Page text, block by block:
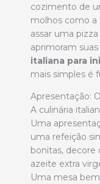
cozimento de
molhos como a
assar uma
aprimoram
italiana para
mais simples é
Apresentação:
A culinária
Uma
uma refeição
bonitas, decore
azeite extra
Uma mesa